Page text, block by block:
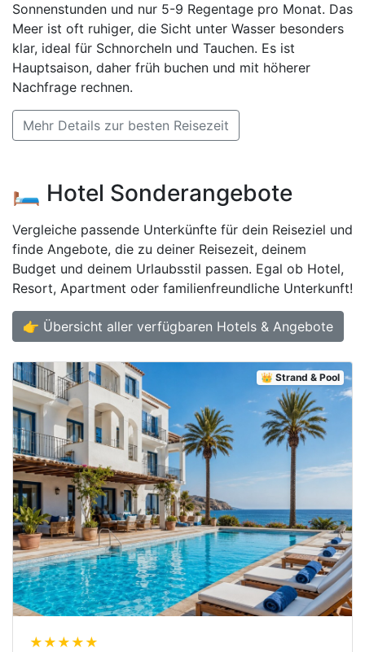
Sonnenstunden und nur 5-9 Regentage pro Monat. Das
Meer ist oft ruhiger, die Sicht unter Wasser besonders
klar, ideal für Schnorcheln und Tauchen. Es ist
Hauptsaison, daher früh buchen und mit höherer
Nachfrage rechnen.
Mehr Details zur besten Reisezeit
🛏️ Hotel Sonderangebote
Vergleiche passende Unterkünfte für dein Reiseziel und
finde Angebote, die zu deiner Reisezeit, deinem
Budget und deinem Urlaubsstil passen. Egal ob Hotel,
Resort, Apartment oder familienfreundliche Unterkunft!
👉 Übersicht aller verfügbaren Hotels & Angebote
👑 Strand & Pool
★★★★★